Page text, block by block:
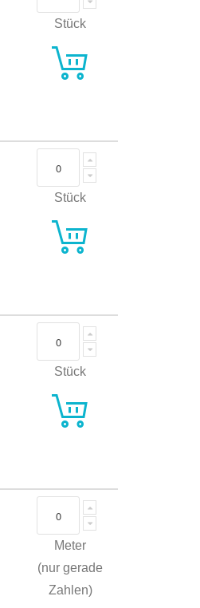
Stück
Stück
Stück
Meter
(nur gerade
Zahlen)